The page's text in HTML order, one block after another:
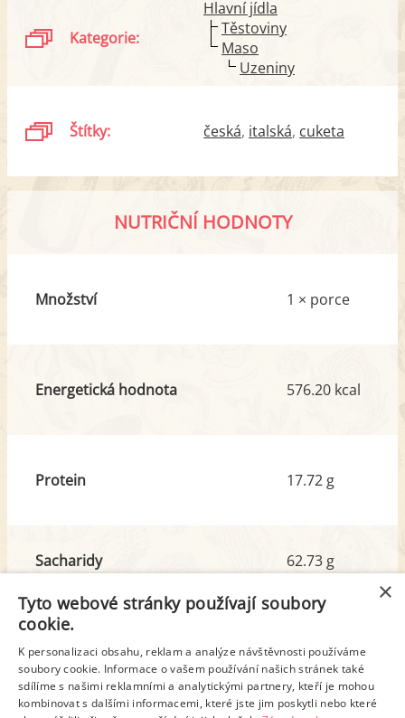
Kategorie:
Hlavní jídla
Těstoviny
Maso
Uzeniny
Štítky: česká italská cuketa
NUTRIČNÍ HODNOTY
Množství 1 × porce
Energetická hodnota 576.20 kcal
Protein 17.72 g
Sacharidy
62.73 g
Tuk
z toho nas. mastné kyseliny
26.60 g
9.68 g
×
Tyto webové stránky používají soubory
cookie.
K personalizaci obsahu, reklam a analýze návštěvnosti používáme
soubory cookie. Informace o vašem používání našich stránek také
sdílíme s našimi reklamními a analytickými partnery, kteří je mohou
kombinovat s dalšími informacemi, které jste jim poskytli nebo které